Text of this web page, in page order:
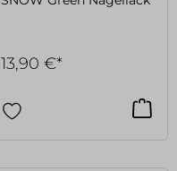
13,90 €*